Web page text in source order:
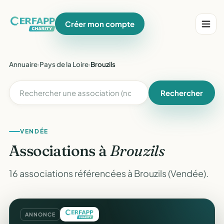
Créer mon compte
Annuaire›Pays de la Loire›Brouzils
Rechercher
VENDÉE
Associations àBrouzils
16 associations référencées à Brouzils (Vendée).
ANNONCE